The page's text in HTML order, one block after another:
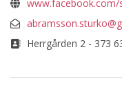
www.facebook.com/
Herrgården 2 - 373